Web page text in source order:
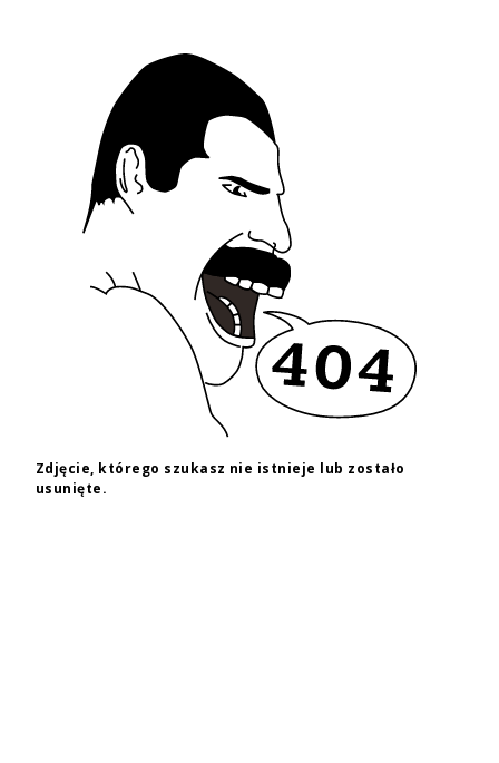
Thanks.Leo_Tattoo
Warszawa
Styl tatuażu: Abstrakcyjny / Black & Grey / Newschool / Graffiti /
Cartoon / Realizm / Surrealizm / Horror
WIADOMOŚĆ
WZORY TATTOO LIFE SKLEP
Zdjęcie, którego szukasz nie istnieje lub zostało
usunięte.